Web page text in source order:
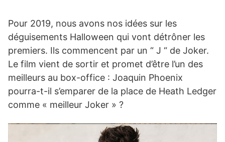
Pour 2019, nous avons nos idées sur les
déguisements Halloween qui vont détrôner les
premiers. Ils commencent par un “ J “ de Joker.
Le film vient de sortir et promet d’être l’un des
meilleurs au box-office : Joaquin Phoenix
pourra-t-il s’emparer de la place de Heath Ledger
comme « meilleur Joker » ?